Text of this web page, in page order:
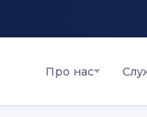
Про нас